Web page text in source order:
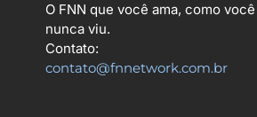
O FNN que você ama, como você
nunca viu.
Contato:
contato@fnnetwork.com.br